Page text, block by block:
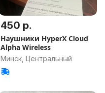
450 р.
Наушники HyperX Cloud
Alpha Wireless
Минск, Центральный